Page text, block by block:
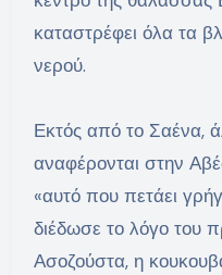
καταστρέφει όλα τα
νερού.
Εκτός από το Σαένα,
αναφέρονται στην
«αυτό που πετάει
διέδωσε το λόγο του
Ασοζούστα, η